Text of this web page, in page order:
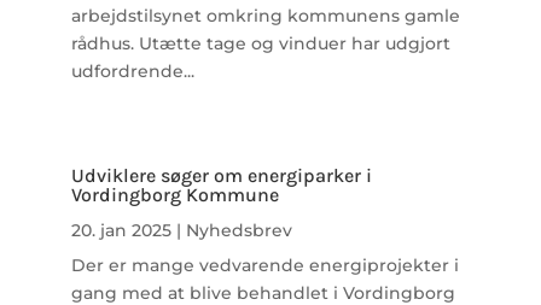
arbejdstilsynet omkring kommunens gamle
rådhus. Utætte tage og vinduer har udgjort
udfordrende...
Udviklere søger om energiparker i
Vordingborg Kommune
20. jan 2025 | Nyhedsbrev
Der er mange vedvarende energiprojekter i
gang med at blive behandlet i Vordingborg